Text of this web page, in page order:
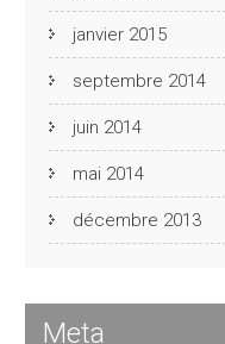
janvier 2015
septembre 2014
juin 2014
mai 2014
décembre 2013
Meta